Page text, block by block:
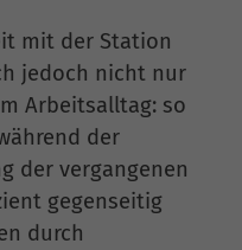
mit der Station
jedoch nicht nur
Arbeitsalltag: so
der
der vergangenen
gegenseitig
durch